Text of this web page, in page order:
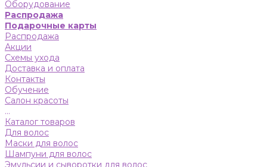
Оборудование
Распродажа
Подарочные карты
Распродажа
Акции
Схемы ухода
Доставка и оплата
Контакты
Обучение
Салон красоты
...
Каталог товаров
Для волос
Маски для волос
Шампуни для волос
Эмульсии и сыворотки для волос